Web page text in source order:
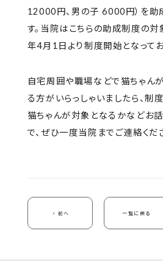
12000円、男の子 6000円）を助
す。当院はこちらの助成制度の
年4月1日より制度開始となってお
自宅周囲や職場などで猫ちゃん
る方がいらっしゃいましたら、制
猫ちゃんが対象となるかなどお
で、ぜひ一度当院までご連絡くだ
前へ 一覧に戻る